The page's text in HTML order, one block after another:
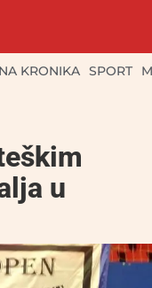
KRONIKA SPORT
u